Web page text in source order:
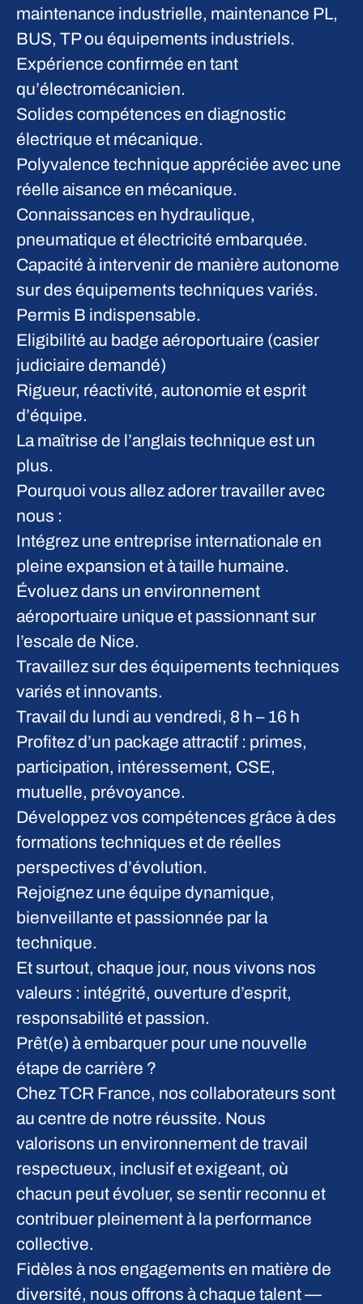
maintenance industrielle, maintenance PL,
BUS, TP ou équipements industriels.
Expérience confirmée en tant
qu’électromécanicien.
Solides compétences en diagnostic
électrique et mécanique.
Polyvalence technique appréciée avec une
réelle aisance en mécanique.
Connaissances en hydraulique,
pneumatique et électricité embarquée.
Capacité à intervenir de manière autonome
sur des équipements techniques variés.
Permis B indispensable.
Eligibilité au badge aéroportuaire (casier
judiciaire demandé)
Rigueur, réactivité, autonomie et esprit
d’équipe.
La maîtrise de l’anglais technique est un
plus.
Pourquoi vous allez adorer travailler avec
nous :
Intégrez une entreprise internationale en
pleine expansion et à taille humaine.
Évoluez dans un environnement
aéroportuaire unique et passionnant sur
l’escale de Nice.
Travaillez sur des équipements techniques
variés et innovants.
Travail du lundi au vendredi, 8 h – 16 h
Profitez d’un package attractif : primes,
participation, intéressement, CSE,
mutuelle, prévoyance.
Développez vos compétences grâce à des
formations techniques et de réelles
perspectives d’évolution.
Rejoignez une équipe dynamique,
bienveillante et passionnée par la
technique.
Et surtout, chaque jour, nous vivons nos
valeurs : intégrité, ouverture d’esprit,
responsabilité et passion.
Prêt(e) à embarquer pour une nouvelle
étape de carrière ?
Chez TCR France, nos collaborateurs sont
au centre de notre réussite. Nous
valorisons un environnement de travail
respectueux, inclusif et exigeant, où
chacun peut évoluer, se sentir reconnu et
contribuer pleinement à la performance
collective.
Fidèles à nos engagements en matière de
diversité, nous offrons à chaque talent —